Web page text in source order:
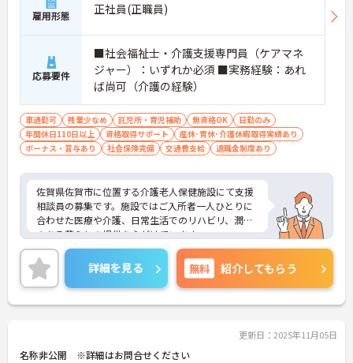
雇用形態 正社員(正職員)
応募要件
■社会福祉士・介護支援専門員（ケアマネ
ジャー）：いずれか必須 ■実務経験：あれ
ば尚可（介護の経験）
車通勤可 残業少なめ 託児所・育児補助 無資格OK
日勤のみ
年間休日110日以上
資格取得サポート
産休･育休･介護休暇取得実績あり
ボーナス・賞与あり
社会保険完備 交通費支給 退職金制度あり
佐賀県佐賀市に位置する介護老人保健施設にて支援
相談員の募集です。施設ではご入所者一人ひとりに
合わせた医療や介護、日常生活でのリハビリ、潤い
のある暮らしの提供を心がけています。
勤務時間は日勤のみなので、プライベートとのメリ
ハリのある働き方が可能です。また、利用可能な託
児所があり、子育て世代の方も安心してご勤務いた
だけます。
ご興味のある方には、面接対策ポイントなど、さら
詳細を見る 無料 紹介してもらう
更新日：2025年11月05日
名称非公開 ※詳細はお問合せください